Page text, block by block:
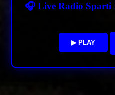
🎧 Live Radio Sparti
▶ PLAY